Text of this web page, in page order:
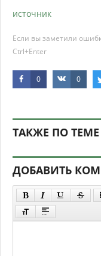
источник
Если вы заметили
Ctrl+Enter
0 0
ТАКЖЕ ПО ТЕМЕ
ДОБАВИТЬ